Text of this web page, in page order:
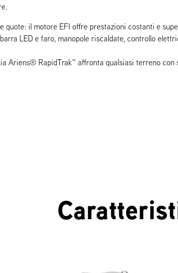
quote: il motore EFI offre prestazioni costanti e
LED e faro, manopole riscaldate, controllo
Ariens® RapidTrak™ affronta qualsiasi terreno